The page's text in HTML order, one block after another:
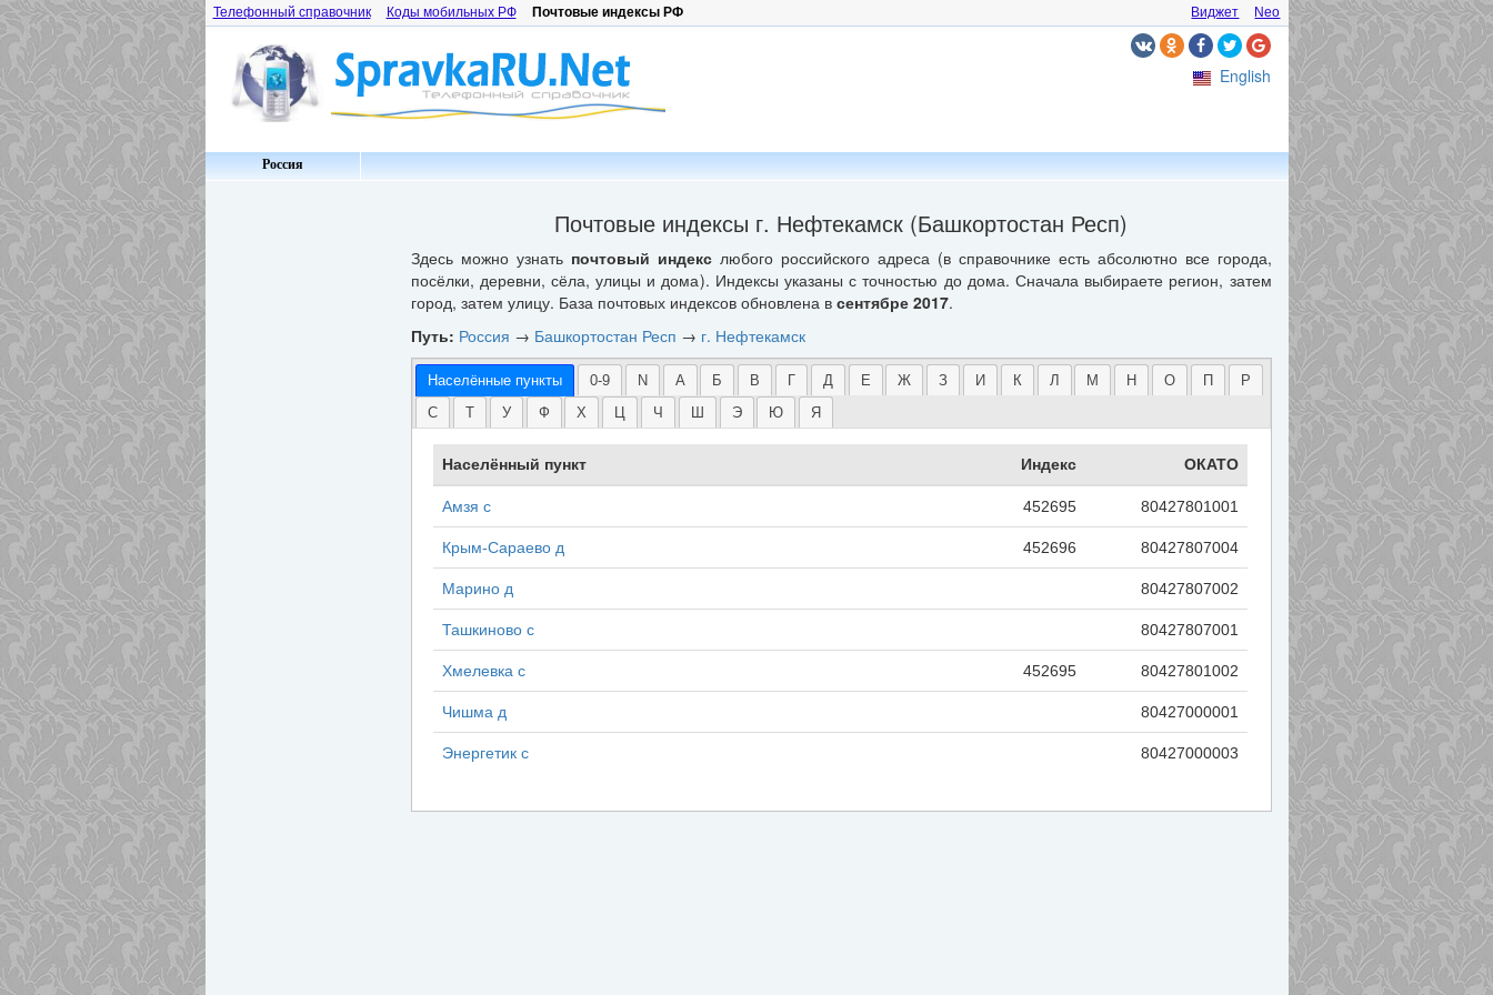
Телефонный справочник Коды мобильных РФ Почтовые индексы РФ Neo
Виджет
English
Россия
Почтовые индексы г. Нефтекамск (Башкортостан Респ)
Здесь можно узнать почтовый индекслюбого российского адреса (в справочнике есть абсолютно все города,
посёлки, деревни, сёла, улицы и дома). Индексы указаны с точностью до дома. Сначала выбираете регион, затем
город, затем улицу. База почтовых индексов обновлена в сентябре 2017.
Путь: Россия → Башкортостан Респ → г. Нефтекамск
Населённые пункты 0-9 N А Б В Г Д Е Ж З И К Л М Н О П
Р
С
Т У Ф Х Ч Э Ю Я
Населённый пункт Индекс ОКАТО
Амзя с 452695 80427801001
Крым-Сараево д 452696 80427807004
Марино д 80427807002
Ташкиново с 80427807001
Хмелевка с 452695 80427801002
Чишма д 80427000001
Энергетик с 80427000003